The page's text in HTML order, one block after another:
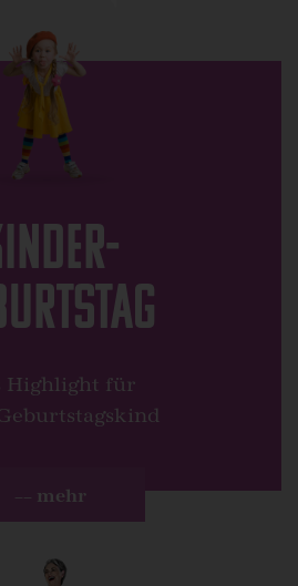
Highlight für
–– mehr